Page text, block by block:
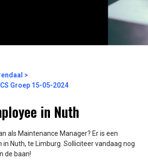
Groep 15-05-2024
in Nuth
als Maintenance Manager? Er is een
Nuth, te Limburg. Solliciteer vandaag nog
de baan!